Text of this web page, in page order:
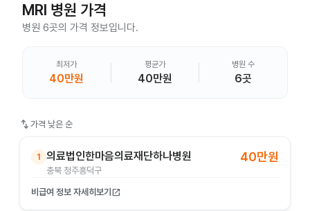
MRI 병원 가격
병원 6곳의 가격 정보입니다.
최저가
40만원
평균가
40만원
병원 수
6곳
swap_vert 가격 낮은 순
1 의료법인한마음의료재단하나병원
충북 청주흥덕구
40만원
비급여 정보 자세히보기 open_in_new